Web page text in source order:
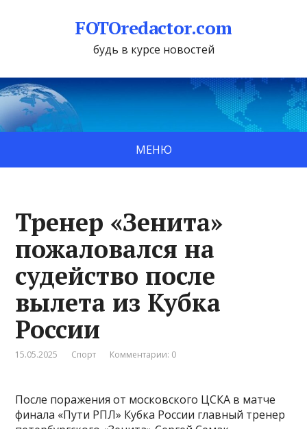
FOTOredactor.com
будь в курсе новостей
МЕНЮ
Тренер «Зенита»
пожаловался на
судейство после
вылета из Кубка
России
15.05.2025 Спорт Комментарии: 0
После поражения от московского ЦСКА в матче
финала «Пути РПЛ» Кубка России главный тренер